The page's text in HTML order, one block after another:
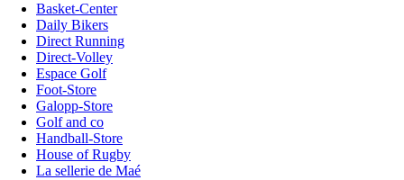
Basket-Center
Daily Bikers
Direct Running
Direct-Volley
Espace Golf
Foot-Store
Galopp-Store
Golf and co
Handball-Store
House of Rugby
La sellerie de Maé